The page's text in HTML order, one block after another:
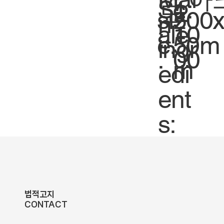
도
:
2
n
ingr
edi
ent
s:
Sc
ale
.
1:
10
00
siz
e.50m
m
법적고지
CONTACT